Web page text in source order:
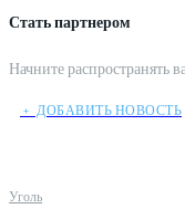
Стать партнером
Начните распространять
﹢ ДОБАВИТЬ НОВОСТЬ
Уголь